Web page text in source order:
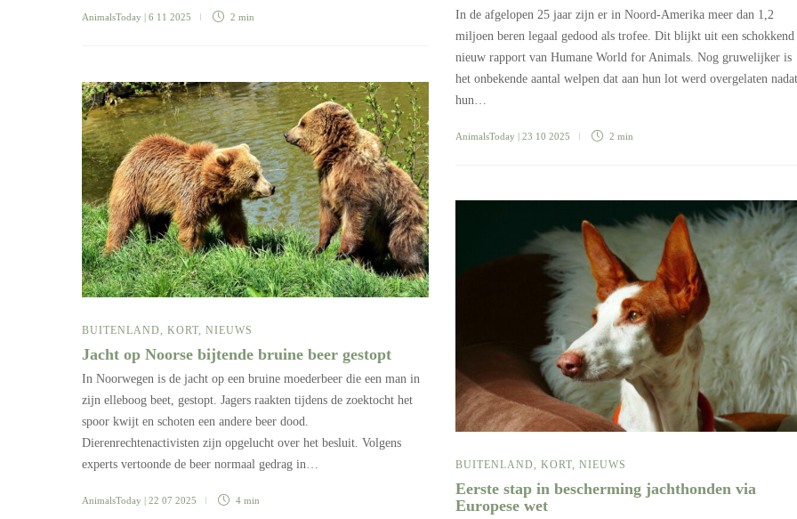
AnimalsToday | 6 11 2025 2 min
In de afgelopen 25 jaar zijn er in Noord-Amerika meer dan 1,2
miljoen beren legaal gedood als trofee. Dit blijkt uit een schokkend
nieuw rapport van Humane World for Animals. Nog gruwelijker is
het onbekende aantal welpen dat aan hun lot werd overgelaten nadat
hun…
AnimalsToday | 23 10 2025 2 min
BUITENLAND, KORT, NIEUWS
Jacht op Noorse bijtende bruine beer gestopt
In Noorwegen is de jacht op een bruine moederbeer die een man in
zijn elleboog beet, gestopt. Jagers raakten tijdens de zoektocht het
spoor kwijt en schoten een andere beer dood.
Dierenrechtenactivisten zijn opgelucht over het besluit. Volgens
experts vertoonde de beer normaal gedrag in…
AnimalsToday | 22 07 2025 4 min
BUITENLAND, KORT, NIEUWS
Eerste stap in bescherming jachthonden via
Europese wet